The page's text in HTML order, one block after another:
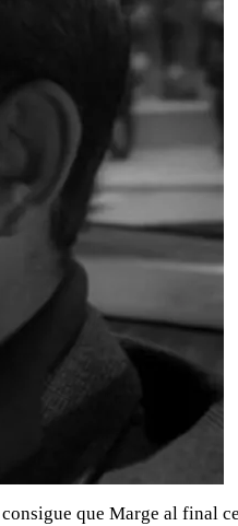
que Marge al final